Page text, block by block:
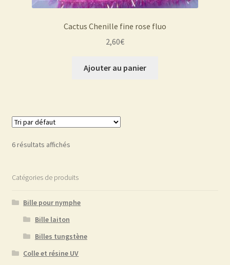
Cactus Chenille fine rose fluo
2,60€
Ajouter au panier
6 résultats affichés
Catégories de produits
Bille pour nymphe
Bille laiton
Billes tungstène
Colle et résine UV